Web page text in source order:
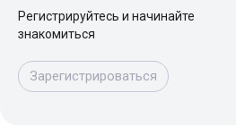
Регистрируйтесь и начинайте
знакомиться
Зарегистрироваться